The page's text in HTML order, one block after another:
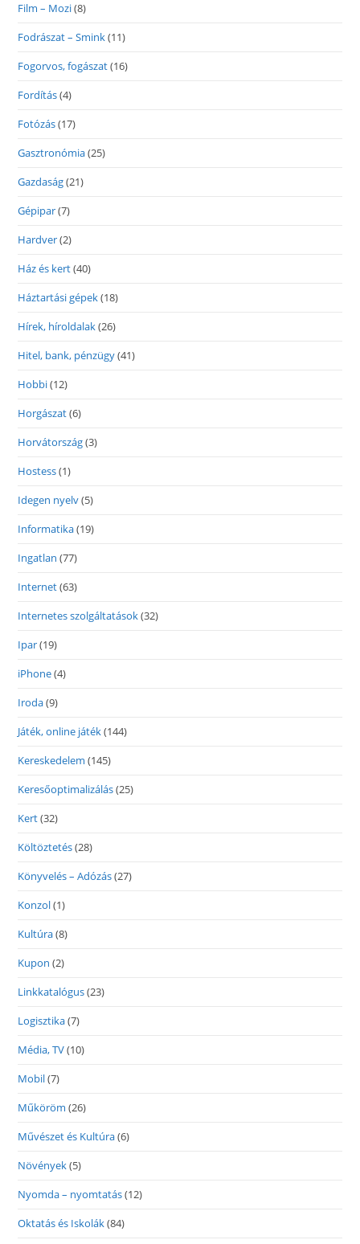
Film – Mozi(8)
Fodrászat – Smink(11)
Fogorvos, fogászat(16)
Fordítás(4)
Fotózás(17)
Gasztronómia(25)
Gazdaság(21)
Gépipar(7)
Hardver(2)
Ház és kert(40)
Háztartási gépek(18)
Hírek, híroldalak(26)
Hitel, bank, pénzügy(41)
Hobbi(12)
Horgászat(6)
Horvátország(3)
Hostess(1)
Idegen nyelv(5)
Informatika(19)
Ingatlan (77)
Internet(63)
Internetes szolgáltatások(32)
Ipar(19)
iPhone(4)
Iroda(9)
Játék, online játék(144)
Kereskedelem (145)
Keresőoptimalizálás(25)
Kert(32)
Költöztetés(28)
Könyvelés – Adózás(27)
Konzol(1)
Kultúra(8)
Kupon (2)
Linkkatalógus(23)
Logisztika(7)
Média, TV(10)
Mobil(7)
Műköröm (26)
Művészet és Kultúra(6)
Növények(5)
Nyomda – nyomtatás(12)
Oktatás és Iskolák(84)